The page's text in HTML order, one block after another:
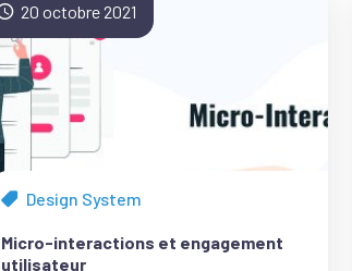
20 octobre 2021
Tous
articles
Design System
Micro-interactions et engagement
utilisateur